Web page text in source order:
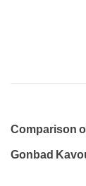
Comparison
Gonbad